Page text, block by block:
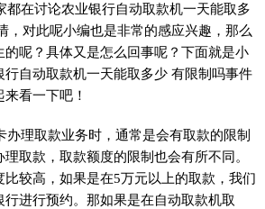
都在讨论农业银行自动取款机一天能取多
，对此呢小编也是非常的感应兴趣，那么
呢？具体又是怎么回事呢？下面就是小
自动取款机一天能取多少 有限制吗事件
看一下吧！
办理取款业务时，通常是会有取款的限制
取款，取款额度的限制也会有所不同。
较高，如果是在5万元以上的取款，我们
进行预约。那如果是在自动取款机取